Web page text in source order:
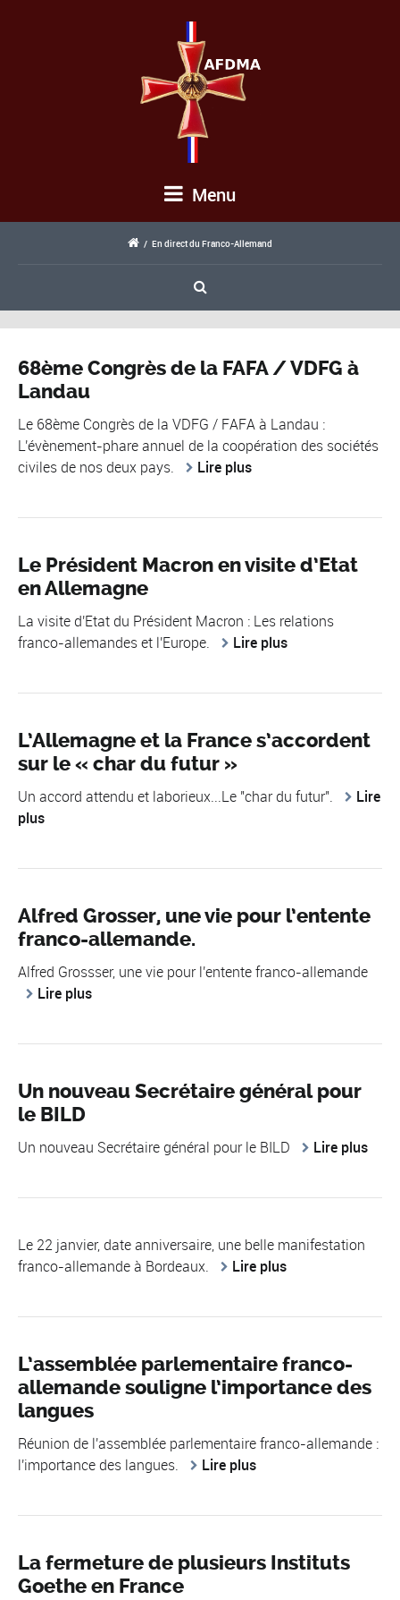
Menu
/ En direct du Franco-Allemand
68ème Congrès de la FAFA / VDFG à
Landau
Le 68ème Congrès de la VDFG / FAFA à Landau :
L'évènement-phare annuel de la coopération des sociétés
civiles de nos deux pays.
Lire plus
Le Président Macron en visite d’Etat
en Allemagne
La visite d'Etat du Président Macron : Les relations
franco-allemandes et l'Europe.
Lire plus
L’Allemagne et la France s’accordent
sur le « char du futur »
Un accord attendu et laborieux...Le "char du futur".
Lire
plus
Alfred Grosser, une vie pour l’entente
franco-allemande.
Alfred Grossser, une vie pour l'entente franco-allemande
Lire plus
Un nouveau Secrétaire général pour
le BILD
Un nouveau Secrétaire général pour le BILD Lire plus
Le 22 janvier, date anniversaire, une belle manifestation
franco-allemande à Bordeaux.
Lire plus
L’assemblée parlementaire franco-
allemande souligne l’importance des
langues
Réunion de l'assemblée parlementaire franco-allemande :
l'importance des langues.
Lire plus
La fermeture de plusieurs Instituts
Goethe en France